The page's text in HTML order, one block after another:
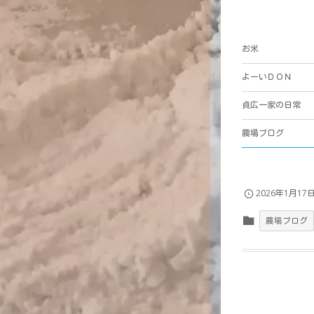
お米
よーいＤＯＮ
貞広一家の日常
農場ブログ
2026年1月17日
農場ブログ